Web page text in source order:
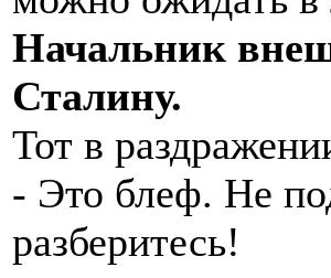
Начальник
Сталину.
Тот в
- Это блеф. Не
разберитесь!